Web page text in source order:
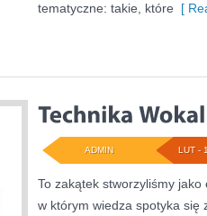
tematyczne: takie, które [
LUT -
ADMIN
To zakątek stworzyliśmy
w którym wiedza spotyka się